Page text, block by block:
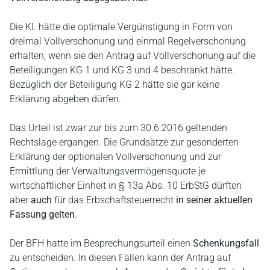
Die Kl. hätte die optimale Vergünstigung in Form von
dreimal Vollverschonung und einmal Regelverschonung
erhalten, wenn sie den Antrag auf Vollverschonung auf die
Beteiligungen KG 1 und KG 3 und 4 beschränkt hätte.
Bezüglich der Beteiligung KG 2 hätte sie gar keine
Erklärung abgeben dürfen.
Das Urteil ist zwar zur bis zum 30.6.2016 geltenden
Rechtslage ergangen. Die Grundsätze zur gesonderten
Erklärung der optionalen Vollverschonung und zur
Ermittlung der Verwaltungsvermögensquote je
wirtschaftlicher Einheit in § 13a Abs. 10 ErbStG dürften
aberauch für das Erbschaftsteuerrecht in seiner aktuellen
Fassung gelten.
Der BFH hatte im Besprechungsurteil einen Schenkungsfall
zu entscheiden. In diesen Fällen kann der Antrag auf